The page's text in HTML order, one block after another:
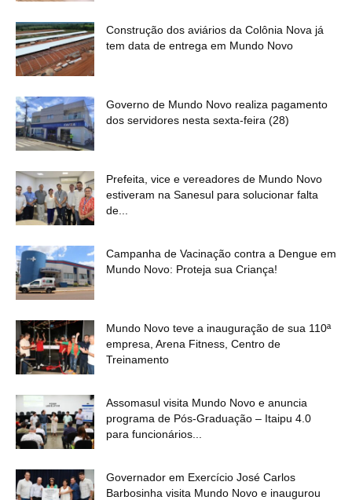
Construção dos aviários da Colônia Nova já
tem data de entrega em Mundo Novo
Governo de Mundo Novo realiza pagamento
dos servidores nesta sexta-feira (28)
Prefeita, vice e vereadores de Mundo Novo
estiveram na Sanesul para solucionar falta
de...
Campanha de Vacinação contra a Dengue em
Mundo Novo: Proteja sua Criança!
Mundo Novo teve a inauguração de sua 110ª
empresa, Arena Fitness, Centro de
Treinamento
Assomasul visita Mundo Novo e anuncia
programa de Pós-Graduação – Itaipu 4.0
para funcionários...
Governador em Exercício José Carlos
Barbosinha visita Mundo Novo e inaugurou